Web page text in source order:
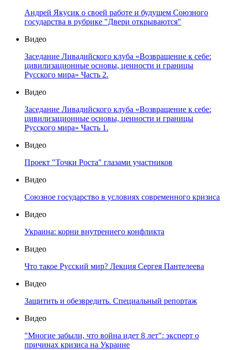
Андрей Якусик о своей работе и будущем Союзного
государства в рубрике "Двери открываются"
Видео
Заседание Ливадийского клуба «Возвращение к себе:
цивилизационные основы, ценности и границы
Русского мира» Часть 2.
Видео
Заседание Ливадийского клуба «Возвращение к себе:
цивилизационные основы, ценности и границы
Русского мира» Часть 1.
Видео
Проект "Точки Роста" глазами участников
Видео
Союзное государство в условиях современного кризиса
Видео
Украина: корни внутреннего конфликта
Видео
Что такое Русский мир? Лекция Сергея Пантелеева
Видео
Защитить и обезвредить. Специальный репортаж
Видео
"Многие забыли, что война идет 8 лет": эксперт о
причинах кризиса на Украине